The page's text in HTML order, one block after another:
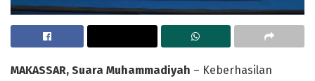
MAKASSAR, Suara Muhammadiyah – Keberhasilan